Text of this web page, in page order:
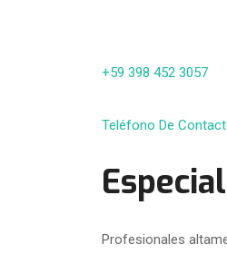
+59 398 452 3057
Teléfono De
Profesionales